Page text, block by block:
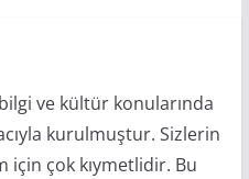
ve kültür konularında
kurulmuştur. Sizlerin
için çok kıymetlidir. Bu